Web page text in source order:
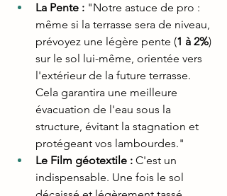
La Pente : "Notre astuce de pro :
même si la terrasse sera de niveau,
prévoyez une légère pente (1 à 2%)
sur le sol lui-même, orientée vers
l'extérieur de la future terrasse.
Cela garantira une meilleure
évacuation de l'eau sous la
structure, évitant la stagnation et
protégeant vos lambourdes."
Le Film géotextile : C'est un
indispensable. Une fois le sol